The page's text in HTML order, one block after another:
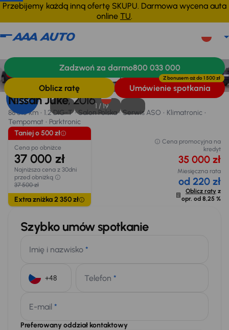
Przebijemy każdą inną ofertę SKUPU. Darmowa wycena auta
online TU.
Taniej o 500 zł
8,25 %
1 /19
Nissan Juke, 2016
88 515 km 1.2 DIG-T Salon Polska Serwis ASO
Klimatronic
Tempomat
Parktronic
Taniej o 500 zł
Cena po obniżce
37 000 zł
Najniższa cena z 30dni
przed obniżką
37 500 zł
Extra zniżka 2 350 zł
Cena promocyjna na
kredyt
35 000 zł
Miesięczna rata
od 220 zł
Oblicz raty z
opr. od 8,25 %
Szybko umów spotkanie
Imię i nazwisko *
Telefon *
E-mail *
Preferowany oddział kontaktowy
WyposażenieZalety samochoduFinansowanie
Zadzwoń za darmo800 033 000
Oblicz ratę Umówienie spotkania
Z bonusem aż do1 500 zł